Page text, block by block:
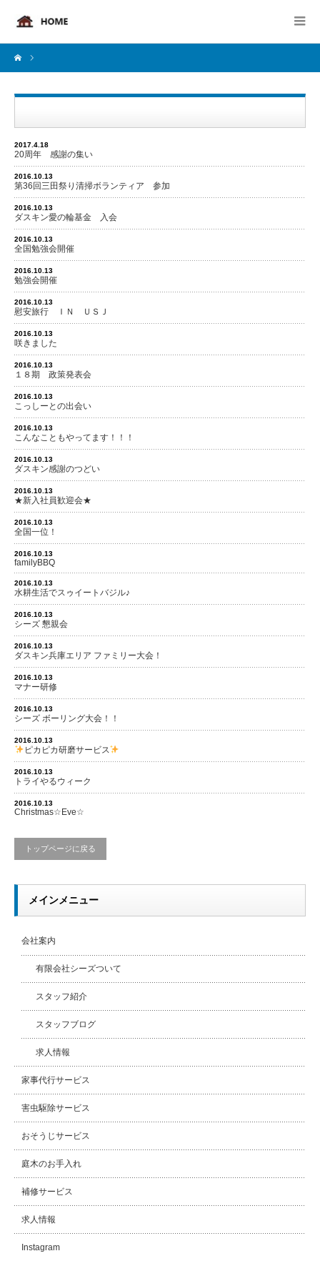
2017.4.18
20周年 感謝の集い
2016.10.13
第36回三田祭り清掃ボランティア 参加
2016.10.13
ダスキン愛の輪基金 入会
2016.10.13
全国勉強会開催
2016.10.13
勉強会開催
2016.10.13
慰安旅行 ＩＮ ＵＳＪ
2016.10.13
咲きました
2016.10.13
１８期 政策発表会
2016.10.13
こっしーとの出会い
2016.10.13
こんなこともやってます！！！
2016.10.13
ダスキン感謝のつどい
2016.10.13
★新入社員歓迎会★
2016.10.13
全国一位！
2016.10.13
familyBBQ
2016.10.13
水耕生活でスゥイートバジル♪
2016.10.13
シーズ 懇親会
2016.10.13
ダスキン兵庫エリア ファミリー大会！
2016.10.13
マナー研修
2016.10.13
シーズ ボーリング大会！！
2016.10.13
ピカピカ研磨サービス
2016.10.13
トライやるウィーク
2016.10.13
Christmas☆Eve☆
トップページに戻る
メインメニュー
会社案内
有限会社シーズついて
スタッフ紹介
スタッフブログ
求人情報
家事代行サービス
害虫駆除サービス
おそうじサービス
庭木のお手入れ
補修サービス
求人情報
Instagram